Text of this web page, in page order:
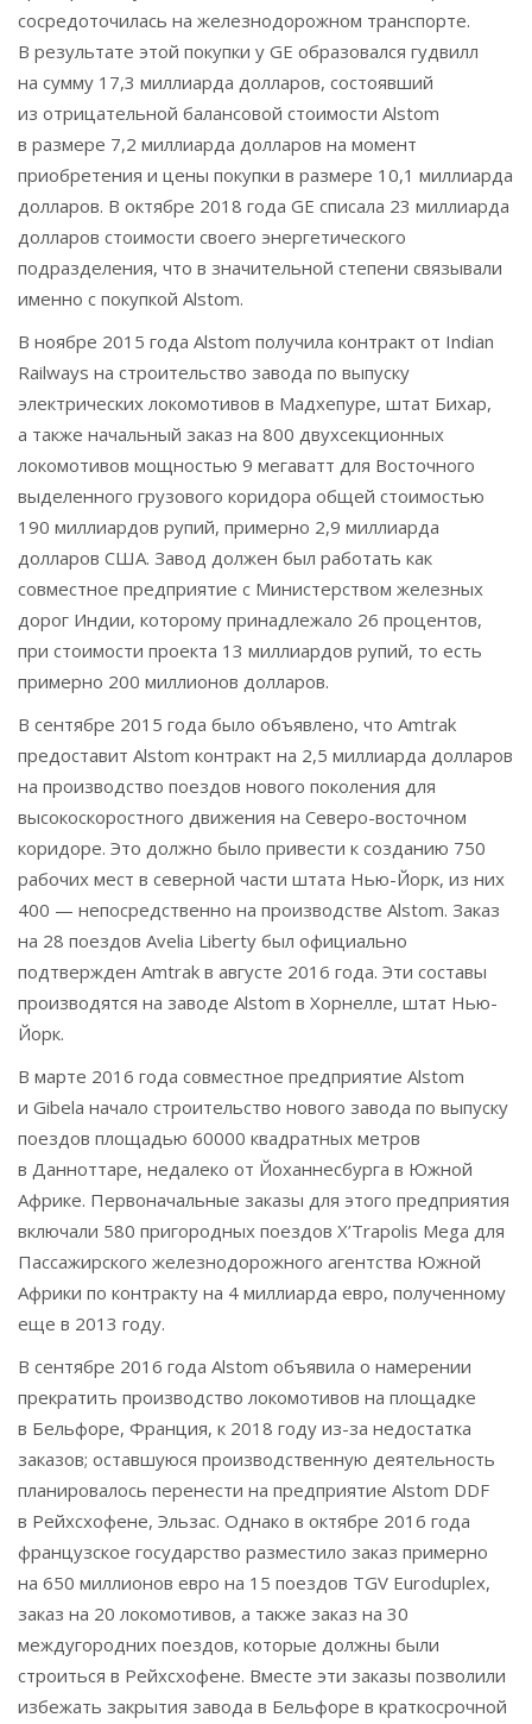
сосредоточилась на железнодорожном транспорте.
В результате этой покупки у GE образовался гудвилл
на сумму 17,3 миллиарда долларов, состоявший
из отрицательной балансовой стоимости Alstom
в размере 7,2 миллиарда долларов на момент
приобретения и цены покупки в размере 10,1 миллиарда
долларов. В октябре 2018 года GE списала 23 миллиарда
долларов стоимости своего энергетического
подразделения, что в значительной степени связывали
именно с покупкой Alstom.
В ноябре 2015 года Alstom получила контракт от Indian
Railways на строительство завода по выпуску
электрических локомотивов в Мадхепуре, штат Бихар,
а также начальный заказ на 800 двухсекционных
локомотивов мощностью 9 мегаватт для Восточного
выделенного грузового коридора общей стоимостью
190 миллиардов рупий, примерно 2,9 миллиарда
долларов США. Завод должен был работать как
совместное предприятие с Министерством железных
дорог Индии, которому принадлежало 26 процентов,
при стоимости проекта 13 миллиардов рупий, то есть
примерно 200 миллионов долларов.
В сентябре 2015 года было объявлено, что Amtrak
предоставит Alstom контракт на 2,5 миллиарда долларов
на производство поездов нового поколения для
высокоскоростного движения на Северо-восточном
коридоре. Это должно было привести к созданию 750
рабочих мест в северной части штата Нью-Йорк, из них
400 — непосредственно на производстве Alstom. Заказ
на 28 поездов Avelia Liberty был официально
подтвержден Amtrak в августе 2016 года. Эти составы
производятся на заводе Alstom в Хорнелле, штат Нью-
Йорк.
В марте 2016 года совместное предприятие Alstom
и Gibela начало строительство нового завода по выпуску
поездов площадью 60000 квадратных метров
в Данноттаре, недалеко от Йоханнесбурга в Южной
Африке. Первоначальные заказы для этого предприятия
включали 580 пригородных поездов X’Trapolis Mega для
Пассажирского железнодорожного агентства Южной
Африки по контракту на 4 миллиарда евро, полученному
еще в 2013 году.
В сентябре 2016 года Alstom объявила о намерении
прекратить производство локомотивов на площадке
в Бельфоре, Франция, к 2018 году из-за недостатка
заказов; оставшуюся производственную деятельность
планировалось перенести на предприятие Alstom DDF
в Рейхсхофене, Эльзас. Однако в октябре 2016 года
французское государство разместило заказ примерно
на 650 миллионов евро на 15 поездов TGV Euroduplex,
заказ на 20 локомотивов, а также заказ на 30
междугородних поездов, которые должны были
строиться в Рейхсхофене. Вместе эти заказы позволили
избежать закрытия завода в Бельфоре в краткосрочной